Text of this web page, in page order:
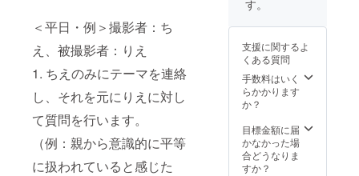
＜平日・例＞撮影者：ち
え、被撮影者：りえ
1. ちえのみにテーマを連絡
し、それを元にりえに対し
て質問を行います。
（例：親から意識的に平等
に扱われていると感じた
に双子をテーマ
にした座談会も
開催させていた
だきます。
す。
支援に関するよ
くある質問
手数料はいく
らかかります
か？
目標金額に届
かなかった場
合どうなりま
すか？